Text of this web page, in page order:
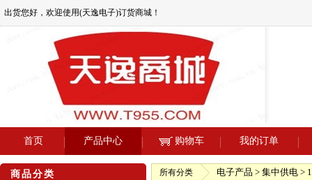
出货您好，欢迎使用(天逸电子)订货商城！
首页 产品中心 购物车 我的订单
商品分类 所有分类 电子产品 > 集中供电 >